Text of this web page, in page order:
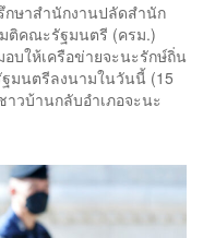
ษาสำนักงานปลัดสำนัก
ติคณะรัฐมนตรี (ครม.)
บให้เครือข่ายจะนะรักษ์ถิ่น
ฐมนตรีลงนามในวันนี้ (15
วบ้านกลับอำเภอจะนะ